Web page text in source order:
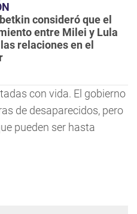
consideró que el
entre Milei y Lula
relaciones en el
con vida. El gobierno
de desaparecidos, pero
pueden ser hasta